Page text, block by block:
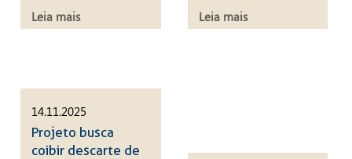
Leia mais
Leia mais
14.11.2025
Projeto busca
coibir descarte de